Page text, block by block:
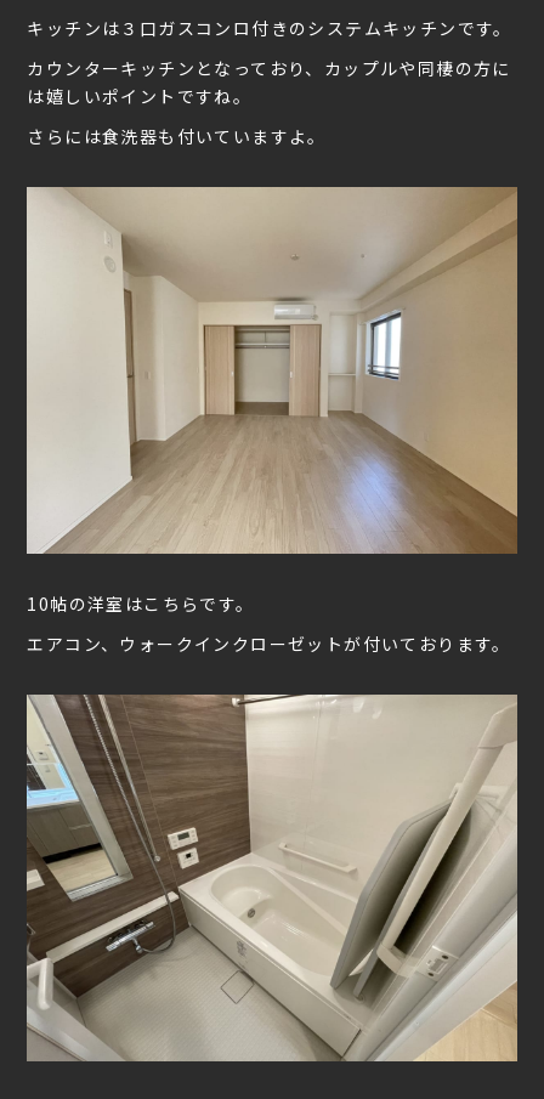
キッチンは３口ガスコンロ付きのシステムキッチンです。
カウンターキッチンとなっており、カップルや同棲の方に
は嬉しいポイントですね。
さらには食洗器も付いていますよ。
10帖の洋室はこちらです。
エアコン、ウォークインクローゼットが付いております。